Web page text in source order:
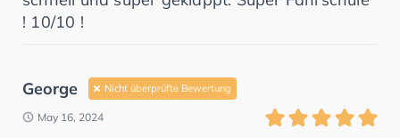
! 10/10 !
George Nicht überprüfte Bewertung
May 16, 2024